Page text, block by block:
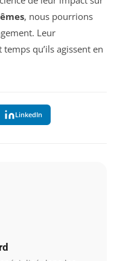
, nous pourrions
Leur
qu’ils agissent en
LinkedIn